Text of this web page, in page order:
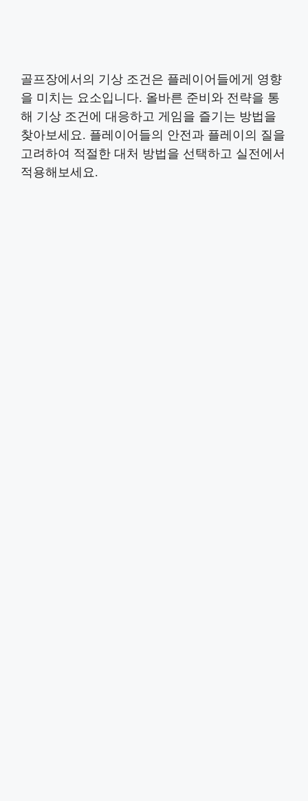
골프장에서의 기상 조건은 플레이어들에게 영향
을 미치는 요소입니다. 올바른 준비와 전략을 통
해 기상 조건에 대응하고 게임을 즐기는 방법을
찾아보세요. 플레이어들의 안전과 플레이의 질을
고려하여 적절한 대처 방법을 선택하고 실전에서
적용해보세요.